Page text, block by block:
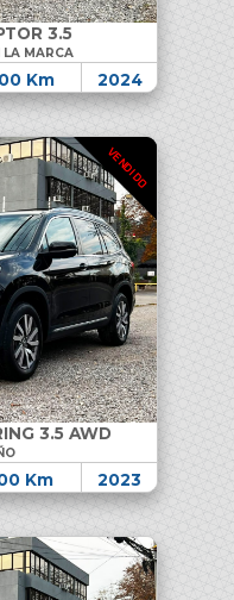
3.5
LA MARCA
Km 2024
VENDIDO
3.5 AWD
Km 2023